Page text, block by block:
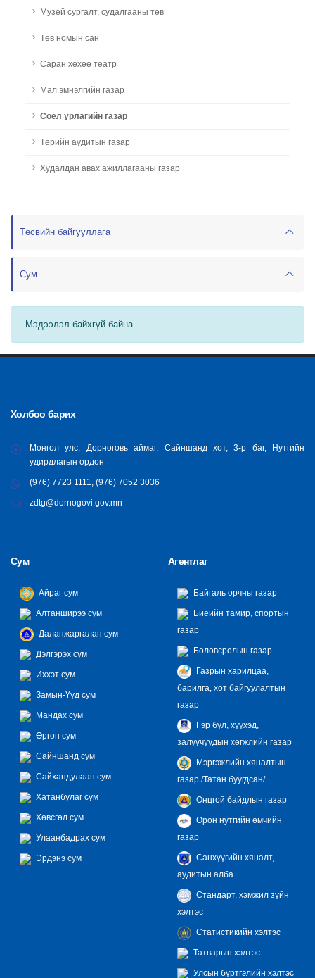
Музей сургалт, судалгааны төв
Төв номын сан
Саран хөхөө театр
Мал эмнэлгийн газар
Соёл урлагийн газар
Төрийн аудитын газар
Худалдан авах ажиллагааны газар
Төсвийн байгууллага
Сум
Мэдээлэл байхгүй байна
Холбоо барих
Монгол улс, Дорноговь аймаг, Сайншанд хот, 3-р баг, Нутгийн
удирдлагын ордон
(976) 7723 1111, (976) 7052 3036
zdtg@dornogovi.gov.mn
Сум
Айраг сум
Алтанширээ сум
Даланжаргалан сум
Дэлгэрэх сум
Иххэт сум
Замын-Үүд сум
Мандах сум
Өргөн сум
Сайншанд сум
Сайхандулаан сум
Хатанбулаг сум
Хөвсгөл сум
Улаанбадрах сум
Эрдэнэ сум
Агентлаг
Байгаль орчны газар
Биеийн тамир, спортын
газар
Боловсролын газар
Газрын харилцаа,
барилга, хот байгуулалтын
газар
Гэр бүл, хүүхэд,
залуучуудын хөгжлийн газар
Мэргэжлийн хяналтын
газар /Татан буугдсан/
Онцгой байдлын газар
Орон нутгийн өмчийн
газар
Санхүүгийн хяналт,
аудитын алба
Стандарт, хэмжил зүйн
хэлтэс
Статистикийн хэлтэс
Татварын хэлтэс
Улсын бүртгэлийн хэлтэс